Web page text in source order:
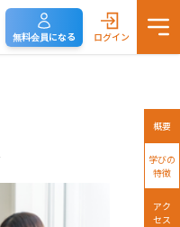
無料会員になる ログイン
概要
学びの
特徴
アク
セス